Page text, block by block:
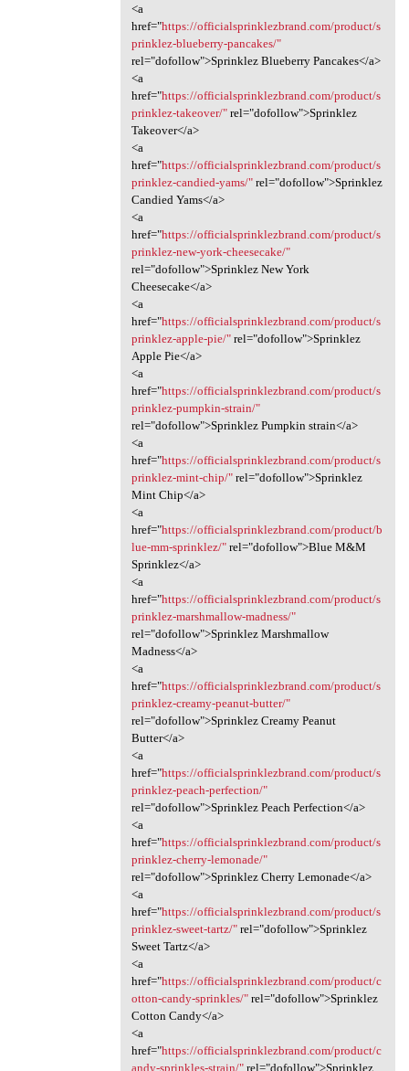
<a
href="https://officialsprinklezbrand.com/product/s
prinklez-blueberry-pancakes/"
rel="dofollow">Sprinklez Blueberry Pancakes</a>
<a
href="https://officialsprinklezbrand.com/product/s
prinklez-takeover/"rel="dofollow">Sprinklez
Takeover</a>
<a
href="https://officialsprinklezbrand.com/product/s
prinklez-candied-yams/"rel="dofollow">Sprinklez
Candied Yams</a>
<a
href="https://officialsprinklezbrand.com/product/s
prinklez-new-york-cheesecake/"
rel="dofollow">Sprinklez New York
Cheesecake</a>
<a
href="https://officialsprinklezbrand.com/product/s
prinklez-apple-pie/"rel="dofollow">Sprinklez
Apple Pie</a>
<a
href="https://officialsprinklezbrand.com/product/s
prinklez-pumpkin-strain/"
rel="dofollow">Sprinklez Pumpkin strain</a>
<a
href="https://officialsprinklezbrand.com/product/s
prinklez-mint-chip/"rel="dofollow">Sprinklez
Mint Chip</a>
<a
href="https://officialsprinklezbrand.com/product/b
lue-mm-sprinklez/"rel="dofollow">Blue M&M
Sprinklez</a>
<a
href="https://officialsprinklezbrand.com/product/s
prinklez-marshmallow-madness/"
rel="dofollow">Sprinklez Marshmallow
Madness</a>
<a
href="https://officialsprinklezbrand.com/product/s
prinklez-creamy-peanut-butter/"
rel="dofollow">Sprinklez Creamy Peanut
Butter</a>
<a
href="https://officialsprinklezbrand.com/product/s
prinklez-peach-perfection/"
rel="dofollow">Sprinklez Peach Perfection</a>
<a
href="https://officialsprinklezbrand.com/product/s
prinklez-cherry-lemonade/"
rel="dofollow">Sprinklez Cherry Lemonade</a>
<a
href="https://officialsprinklezbrand.com/product/s
prinklez-sweet-tartz/"rel="dofollow">Sprinklez
Sweet Tartz</a>
<a
href="https://officialsprinklezbrand.com/product/c
otton-candy-sprinkles/"rel="dofollow">Sprinklez
Cotton Candy</a>
<a
href="https://officialsprinklezbrand.com/product/c
andy-sprinkles-strain/"rel="dofollow">Sprinklez